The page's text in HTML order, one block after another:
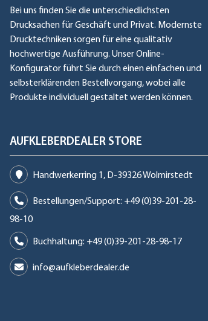
Bei uns finden Sie die unterschiedlichsten
Drucksachen für Geschäft und Privat. Modernste
Drucktechniken sorgen für eine qualitativ
hochwertige Ausführung. Unser Online-
Konfigurator führt Sie durch einen einfachen und
selbsterklärenden Bestellvorgang, wobei alle
Produkte individuell gestaltet werden können.
AUFKLEBERDEALER STORE
Handwerkerring 1, D-39326 Wolmirstedt
Bestellungen/Support: +49 (0)39-201-28-
98-10
Buchhaltung: +49 (0)39-201-28-98-17
info@aufkleberdealer.de